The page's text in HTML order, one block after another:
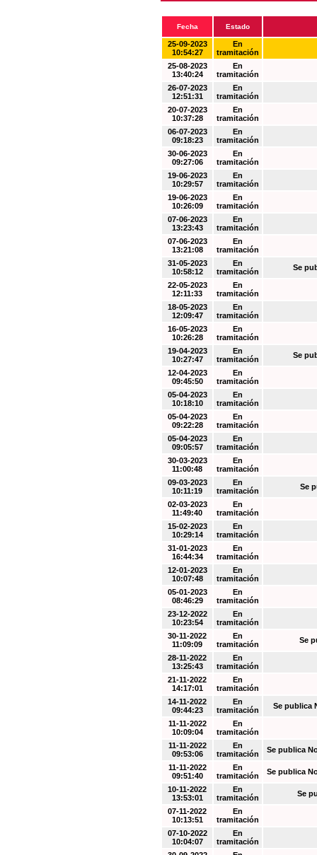
Fecha Estado
25-09-2023
10:54:27
En
tramitación
25-08-2023
13:40:24
En
tramitación
26-07-2023
12:51:31
En
tramitación
20-07-2023
10:37:28
En
tramitación
06-07-2023
09:18:23
En
tramitación
30-06-2023
09:27:06
En
tramitación
19-06-2023
10:29:57
En
tramitación
19-06-2023
10:26:09
En
tramitación
07-06-2023
13:23:43
En
tramitación
07-06-2023
13:21:08
En
tramitación
31-05-2023
10:58:12
En
tramitación
Se
22-05-2023
12:11:33
En
tramitación
18-05-2023
12:09:47
En
tramitación
16-05-2023
10:26:28
En
tramitación
19-04-2023
10:27:47
En
tramitación
Se
12-04-2023
09:45:50
En
tramitación
05-04-2023
10:18:10
En
tramitación
05-04-2023
09:22:28
En
tramitación
05-04-2023
09:05:57
En
tramitación
30-03-2023
11:00:48
En
tramitación
09-03-2023
10:11:19
En
tramitación
Se
02-03-2023
11:49:40
En
tramitación
15-02-2023
10:29:14
En
tramitación
31-01-2023
16:44:34
En
tramitación
12-01-2023
10:07:48
En
tramitación
05-01-2023
08:46:29
En
tramitación
23-12-2022
10:23:54
En
tramitación
30-11-2022
11:09:09
En
tramitación
Se
28-11-2022
13:25:43
En
tramitación
21-11-2022
14:17:01
En
tramitación
14-11-2022
09:44:23
En
tramitación
Se publica
11-11-2022
10:09:04
En
tramitación
11-11-2022
09:53:06
En
tramitación
Se publica
11-11-2022
09:51:40
En
tramitación
Se publica
10-11-2022
13:53:01
En
tramitación
Se
07-11-2022
10:13:51
En
tramitación
07-10-2022
10:04:07
En
tramitación